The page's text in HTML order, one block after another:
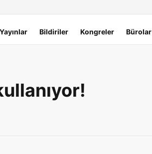
Yayınlar Bildiriler Kongreler Bürolar